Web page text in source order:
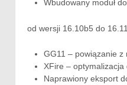
Wbudowany moduł
od wersji 16.10b5 do
GG11 – powiązanie
XFire – optymalizacja
Naprawiony eksport